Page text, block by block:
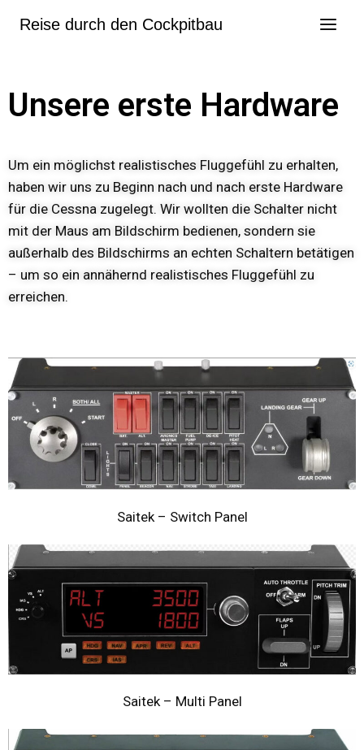
Reise durch den Cockpitbau
Unsere erste Hardware
Um ein möglichst realistisches Fluggefühl zu erhalten,
haben wir uns zu Beginn nach und nach erste Hardware
für die Cessna zugelegt. Wir wollten die Schalter nicht
mit der Maus am Bildschirm bedienen, sondern sie
außerhalb des Bildschirms an echten Schaltern betätigen
– um so ein annähernd realistisches Fluggefühl zu
erreichen.
Saitek – Switch Panel
Saitek – Multi Panel